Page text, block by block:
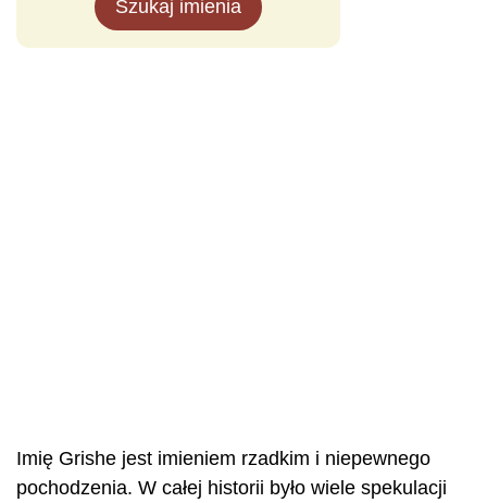
Szukaj imienia
Imię Grishe jest imieniem rzadkim i niepewnego
pochodzenia. W całej historii było wiele spekulacji